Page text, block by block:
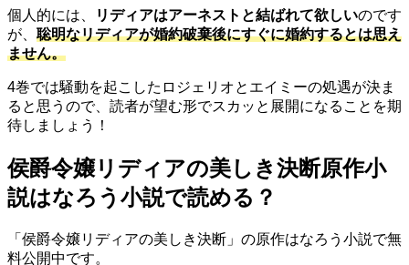
個人的には、 リディアはアーネストと結ばれて欲しいのです
が、 聡明なリディアが婚約破棄後にすぐに婚約するとは思え
ません。
4巻では騒動を起こしたロジェリオとエイミーの処遇が決ま
ると思うので、読者が望む形でスカッと展開になることを期
待しましょう！
侯爵令嬢リディアの美しき決断原作小
説はなろう小説で読める？
「侯爵令嬢リディアの美しき決断」の原作はなろう小説で無
料公開中です。